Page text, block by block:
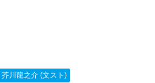
芥川龍之介 (文スト)